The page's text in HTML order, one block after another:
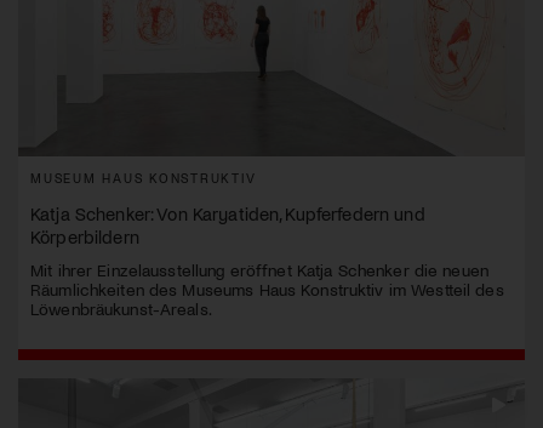
MUSEUM HAUS KONSTRUKTIV
Katja Schenker: Von Karyatiden, Kupferfedern und
Körperbildern
Mit ihrer Einzelausstellung eröffnet Katja Schenker die neuen
Räumlichkeiten des Museums Haus Konstruktiv im Westteil des
Löwenbräukunst-Areals.